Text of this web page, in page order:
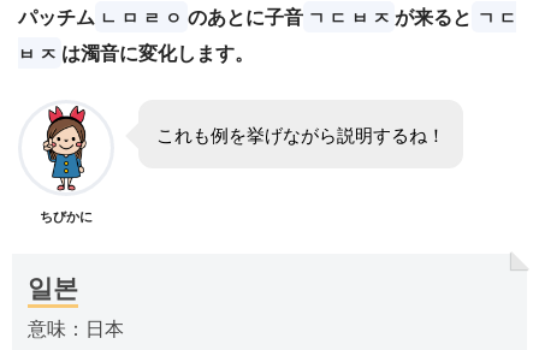
パッチム ㄴ ㅁ ㄹ ㅇ のあとに子音 ㄱ ㄷ ㅂ ㅈ が来ると ㄱ ㄷ
ㅂ ㅈ は濁音に変化します。
ちびかに
これも例を挙げながら説明するね！
일본
意味：日本